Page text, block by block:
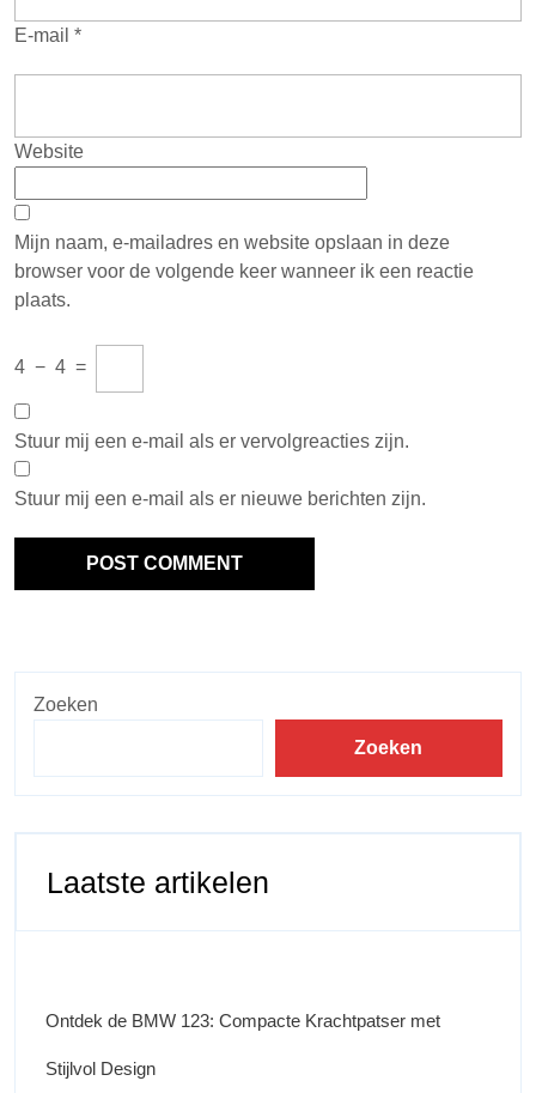
E-mail *
Website
Mijn naam, e-mailadres en website opslaan in deze
browser voor de volgende keer wanneer ik een reactie
plaats.
4 − 4 =
Stuur mij een e-mail als er vervolgreacties zijn.
Stuur mij een e-mail als er nieuwe berichten zijn.
Zoeken
Zoeken
Laatste artikelen
Ontdek de BMW 123: Compacte Krachtpatser met
Stijlvol Design